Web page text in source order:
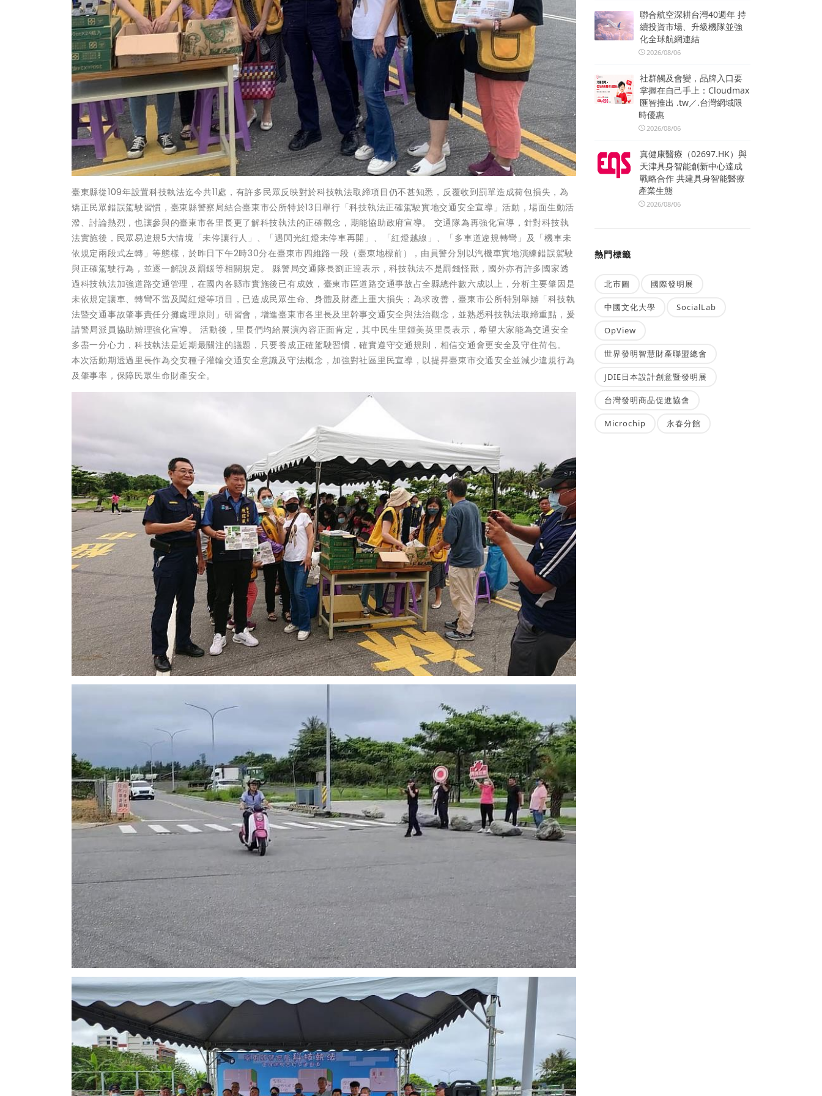
臺東縣從109年設置科技執法迄今共11處，有許多民眾反映對於科技執法取締項目仍不甚知悉，反覆收到罰單造成荷包損失，為
矯正民眾錯誤駕駛習慣，臺東縣警察局結合臺東市公所特於13日舉行「科技執法正確駕駛實地交通安全宣導」活動，場面生動活
潑、討論熱烈，也讓參與的臺東市各里長更了解科技執法的正確觀念，期能協助政府宣導。 交通隊為再強化宣導，針對科技執
法實施後，民眾易違規5大情境「未停讓行人」、「遇閃光紅燈未停車再開」、「紅燈越線」、「多車道違規轉彎」及「機車未
依規定兩段式左轉」等態樣，於昨日下午2時30分在臺東市四維路一段（臺東地標前），由員警分別以汽機車實地演練錯誤駕駛
與正確駕駛行為，並逐一解說及罰鍰等相關規定。 縣警局交通隊長劉正逹表示，科技執法不是罰錢怪獸，國外亦有許多國家透
過科技執法加強道路交通管理，在國內各縣市實施後已有成效，臺東市區道路交通事故占全縣總件數六成以上，分析主要肇因是
未依規定讓車、轉彎不當及闖紅燈等項目，已造成民眾生命、身體及財產上重大損失；為求改善，臺東市公所特別舉辧「科技執
法暨交通事故肇事責任分攤處理原則」研習會，增進臺東市各里長及里幹事交通安全與法治觀念，並熟悉科技執法取締重點，爰
請警局派員協助辧理強化宣導。 活動後，里長們均給展演內容正面肯定，其中民生里鍾美英里長表示，希望大家能為交通安全
多盡一分心力，科技執法是近期最關注的議題，只要養成正確駕駛習慣，確實遵守交通規則，相信交通會更安全及守住荷包。
本次活動期透過里長作為交安種子灌輸交通安全意識及守法概念，加強對社區里民宣導，以提昇臺東市交通安全並減少違規行為
及肇事率，保障民眾生命財產安全。
聯合航空深耕台灣40週年 持
續投資市場、升級機隊並強
化全球航網連結
2026/08/06
社群觸及會變，品牌入口要
掌握在自己手上：Cloudmax
匯智推出 .tw／.台灣網域限
時優惠
2026/08/06
真健康醫療（02697.HK）與
天津具身智能創新中心達成
戰略合作 共建具身智能醫療
產業生態
2026/08/06
熱門標籤
北市圖 國際發明展
中國文化大學 SocialLab
OpView
世界發明智慧財產聯盟總會
JDIE日本設計創意暨發明展
台灣發明商品促進協會
Microchip 永春分館